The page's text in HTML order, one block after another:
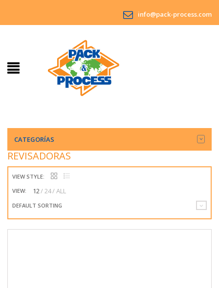
info@pack-process.com
CATEGORÍAS
REVISADORAS
VIEW STYLE:
VIEW:
12 24 ALL
DEFAULT SORTING